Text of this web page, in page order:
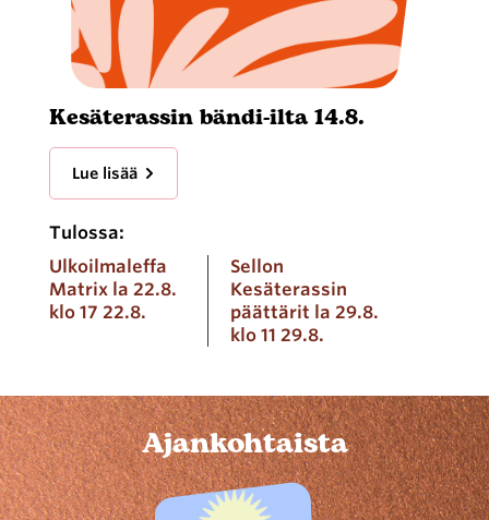
Kesäterassin bändi-ilta 14.8.
Lue lisää
Tulossa:
Ulkoilmaleffa
Matrix la 22.8.
klo 17 22.8.
Sellon
Kesäterassin
päättärit la 29.8.
klo 11 29.8.
Ajankohtaista